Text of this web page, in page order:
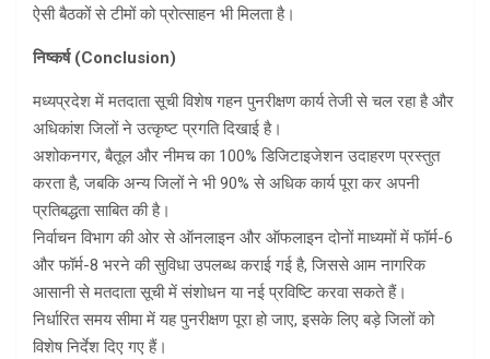
ऐसी बैठकों से टीमों को प्रोत्साहन भी मिलता है।
निष्कर्ष (Conclusion)
मध्यप्रदेश में मतदाता सूची विशेष गहन पुनरीक्षण कार्य तेजी से चल रहा है और
अधिकांश जिलों ने उत्कृष्ट प्रगति दिखाई है।
अशोकनगर, बैतूल और नीमच का 100% डिजिटाइजेशन उदाहरण प्रस्तुत
करता है, जबकि अन्य जिलों ने भी 90% से अधिक कार्य पूरा कर अपनी
प्रतिबद्धता साबित की है।
निर्वाचन विभाग की ओर से ऑनलाइन और ऑफलाइन दोनों माध्यमों में फॉर्म-6
और फॉर्म-8 भरने की सुविधा उपलब्ध कराई गई है, जिससे आम नागरिक
आसानी से मतदाता सूची में संशोधन या नई प्रविष्टि करवा सकते हैं।
निर्धारित समय सीमा में यह पुनरीक्षण पूरा हो जाए, इसके लिए बड़े जिलों को
विशेष निर्देश दिए गए हैं।